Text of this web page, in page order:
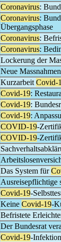
Coronavirus:
Coronavirus:
Übergangsphase
Coronavirus:
Coronavirus:
Lockerung der
Neue
Kurzarbeit Covid-
Covid-19:
Covid-19:
Covid-19:
COVID-19-
COVID-19-
Das System für
Ausreisepflichtige
Covid-19-
Keine Covid-19-
Befristete
Der Bundesrat
Covid-19-